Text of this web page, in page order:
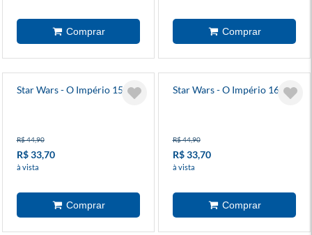
Star Wars - O Império 15
R$ 44,90
R$ 33,70
à vista
Star Wars - O Império 16
R$ 44,90
R$ 33,70
à vista